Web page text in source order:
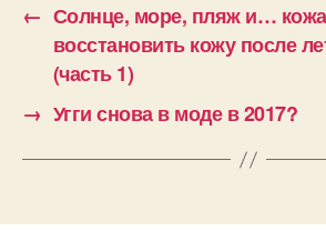
← Солнце, море, пляж и…
восстановить кожу после
(часть 1)
→ Угги снова в моде в 2017?